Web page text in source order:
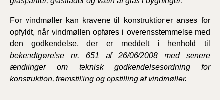
For vindmøller kan kravene til konstruktioner anses for
opfyldt, når vindmøllen opføres i overensstemmelse med
den godkendelse, der er meddelt i henhold til
bekendtgørelse nr. 651 af 26/06/2008 med senere
ændringer om teknisk godkendelsesordning for
konstruktion, fremstilling og opstilling af vindmøller.